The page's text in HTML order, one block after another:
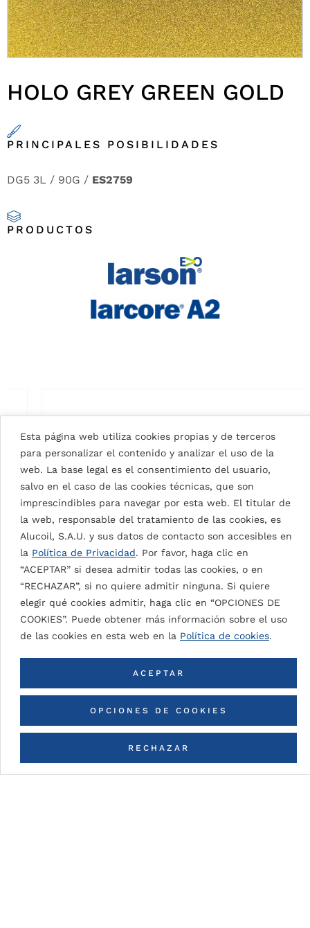
Esta página web utiliza cookies propias y de terceros
para personalizar el contenido y analizar el uso de la
web. La base legal es el consentimiento del usuario,
salvo en el caso de las cookies técnicas, que son
imprescindibles para navegar por esta web. El titular de
la web, responsable del tratamiento de las cookies, es
Alucoil, S.A.U. y sus datos de contacto son accesibles en
la Política de Privacidad. Por favor, haga clic en
“ACEPTAR” si desea admitir todas las cookies, o en
“RECHAZAR”, si no quiere admitir ninguna. Si quiere
elegir qué cookies admitir, haga clic en “OPCIONES DE
COOKIES”. Puede obtener más información sobre el uso
de las cookies en esta web en la Política de cookies.
OPCIONES DE COOKIES
RECHAZAR
ACEPTAR
HOLO GREY GREEN GOLD
PRINCIPALES POSIBILIDADES
DG5 3L / 90G / ES2759
PRODUCTOS
SIGNAL WHITE 9003